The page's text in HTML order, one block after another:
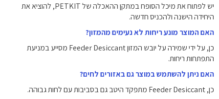
יש לפתוח את מיכל הסופח במתקן ההאכלה של PETKIT, להוציא את
היחידה הישנה ולהכניס חדשה.
האם המוצר מונע ריחות לא נעימים מהמזון?
כן, על ידי שמירה על יובש המזון Feeder Desiccant מסייע במניעת
התפתחות ריחות.
האם ניתן להשתמש במוצר גם באזורים לחים?
כן, Feeder Desiccant מתפקד היטב גם בסביבות עם לחות גבוהה.